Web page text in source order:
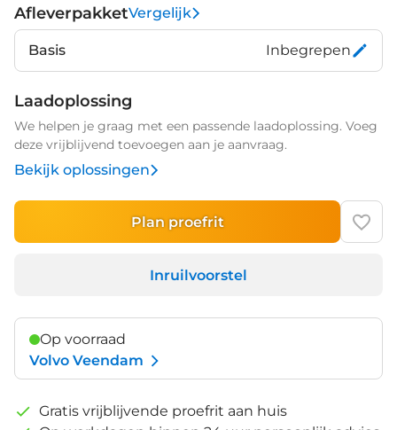
AfleverpakketVergelijk
Basis Inbegrepen
Laadoplossing
We helpen je graag met een passende laadoplossing. Voeg
deze vrijblijvend toevoegen aan je aanvraag.
Bekijk oplossingen
Plan proefrit
Inruilvoorstel
Op voorraad
Volvo Veendam
Gratis vrijblijvende proefrit aan huis